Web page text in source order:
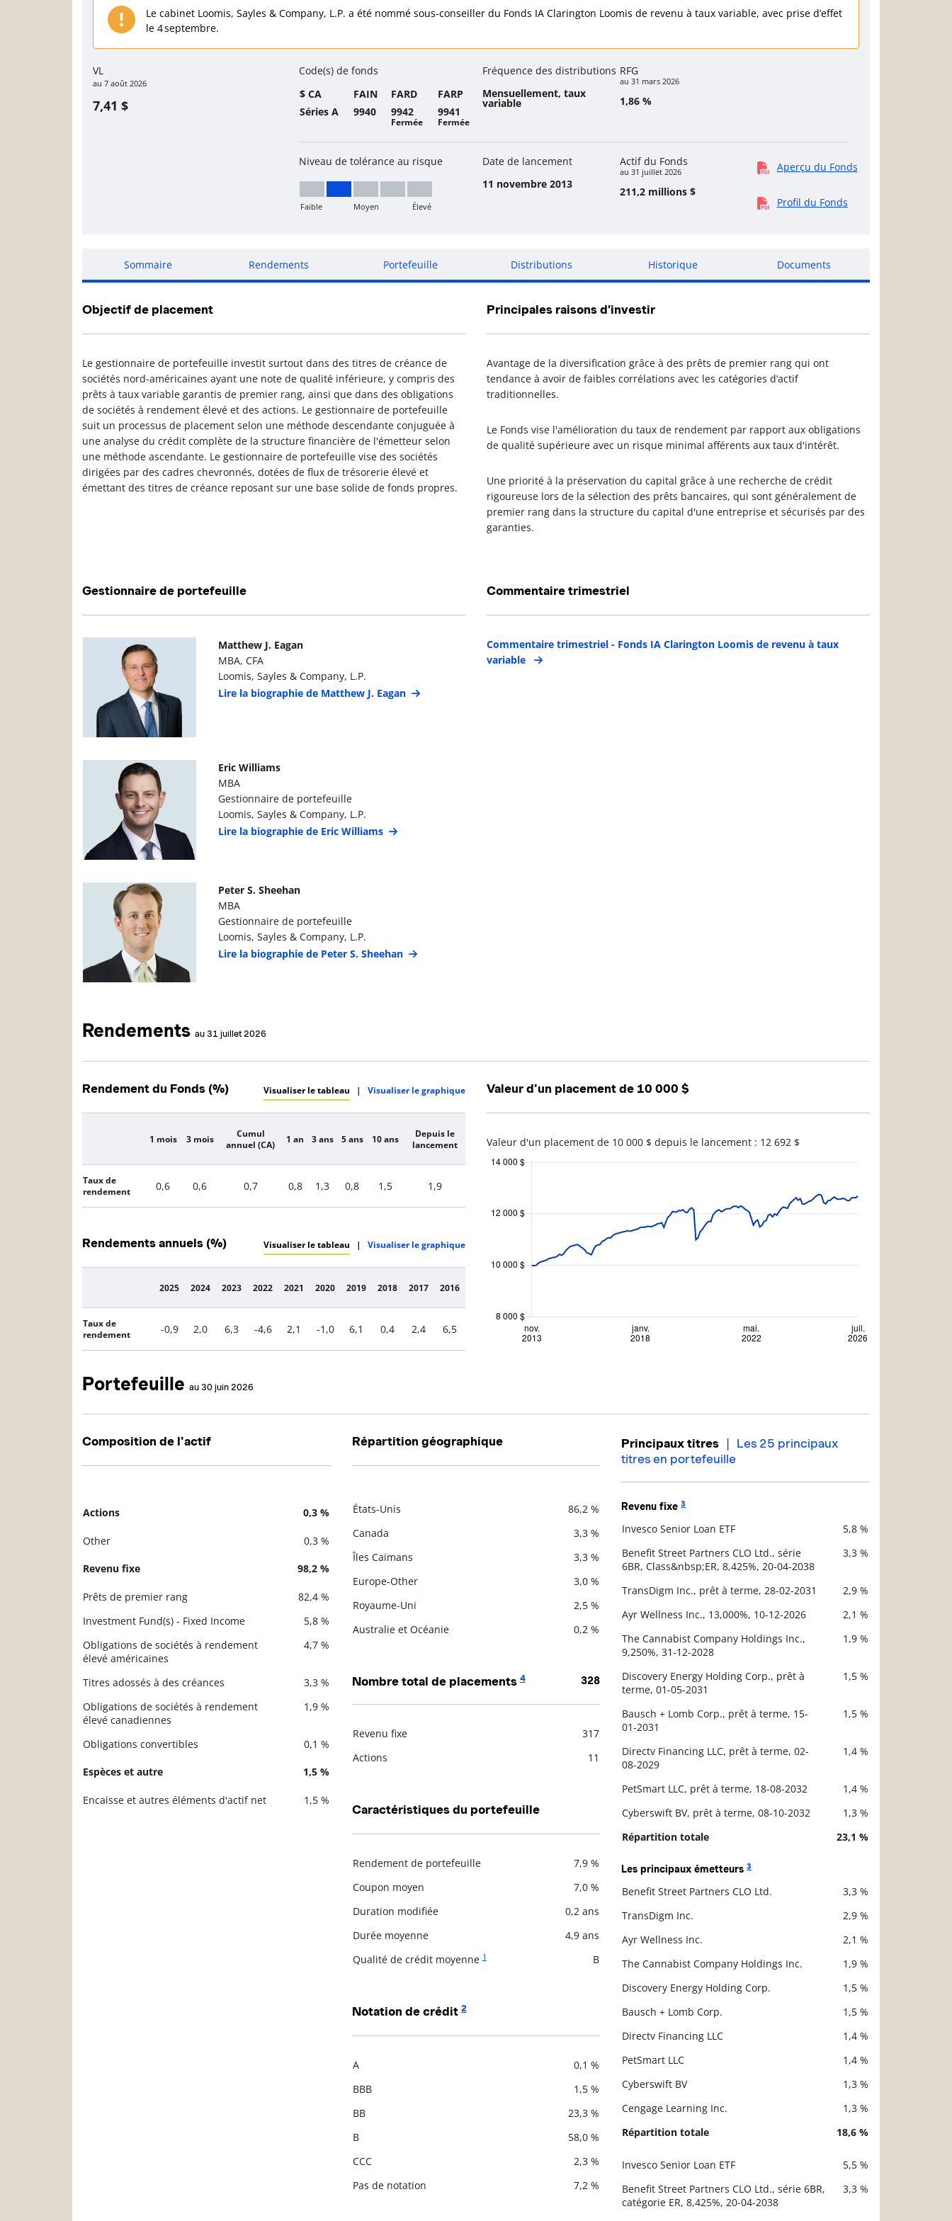
Le cabinet Loomis, Sayles & Company, L.P. a été nommé sous-conseiller du Fonds IA Clarington Loomis de revenu à taux variable, avec prise d’effet
le 4 septembre.
VL
au 7 août 2026
7,41 $
Code(s) de fonds
$ CA
FAIN FARD
FARP
Séries A
9940 9942
Fermée
9941
Fermée
Fréquence des distributions
Mensuellement, taux
variable
RFG
au 31 mars 2026
1,86 %
Niveau de tolérance au risque
Faible à moyen
Faible Moyen Élevé
Date de lancement
11 novembre 2013
Actif du Fonds
au 31 juillet 2026
211,2 millions $
Aperçu du Fonds
Profil du Fonds
Sommaire Rendements Portefeuille Distributions Historique Documents
Objectif de placement
Le gestionnaire de portefeuille investit surtout dans des titres de créance de
sociétés nord-américaines ayant une note de qualité inférieure, y compris des
prêts à taux variable garantis de premier rang, ainsi que dans des obligations
de sociétés à rendement élevé et des actions. Le gestionnaire de portefeuille
suit un processus de placement selon une méthode descendante conjuguée à
une analyse du crédit complète de la structure financière de l'émetteur selon
une méthode ascendante. Le gestionnaire de portefeuille vise des sociétés
dirigées par des cadres chevronnés, dotées de flux de trésorerie élevé et
émettant des titres de créance reposant sur une base solide de fonds propres.
Principales raisons d’investir
Avantage de la diversification grâce à des prêts de premier rang qui ont
tendance à avoir de faibles corrélations avec les catégories d’actif
traditionnelles.
Le Fonds vise l'amélioration du taux de rendement par rapport aux obligations
de qualité supérieure avec un risque minimal afférents aux taux d'intérêt.
Une priorité à la préservation du capital grâce à une recherche de crédit
rigoureuse lors de la sélection des prêts bancaires, qui sont généralement de
premier rang dans la structure du capital d'une entreprise et sécurisés par des
garanties.
Gestionnaire de portefeuille
Photo du gestionnaire de portefeuille Détails du gestionnaire de portefeuille
Matthew J. Eagan
MBA, CFA
Loomis, Sayles & Company, L.P.
Lire la biographie de Matthew J. Eagan
Photo du gestionnaire de portefeuille
Eric Williams
MBA
Gestionnaire de portefeuille
Loomis, Sayles & Company, L.P.
Lire la biographie de Eric Williams
Photo du gestionnaire de portefeuille
Peter S. Sheehan
MBA
Gestionnaire de portefeuille
Loomis, Sayles & Company, L.P.
Lire la biographie de Peter S. Sheehan
Commentaire trimestriel
Commentaire trimestriel - Fonds IA Clarington Loomis de revenu à taux
variable
Rendements au 31 juillet 2026
Rendement du Fonds (%) Visualiser le tableau | Visualiser le graphique
Description
1 mois 3 mois
Cumul
annuel (CA)
1 an 3 ans 5 ans 10 ans
Depuis le
lancement
Taux de
rendement
0,6 0,6 0,7 0,8 1,3 0,8 1,5 1,9
Rendements annuels (%) Visualiser le tableau | Visualiser le graphique
Description
2025 2024 2023 2022 2021 2020 2019 2018 2017 2016
Taux de
rendement
-0,9 2,0 6,3 -4,6 2,1 -1,0 6,1 0,4 2,4 6,5
Valeur d'un placement de 10 000 $
Valeur d'un placement de 10 000 $ depuis le lancement : 12 692 $
Portefeuille au 30 juin 2026
Composition de l'actif
Actions 0,3 %
Other 0,3 %
Revenu fixe 98,2 %
Prêts de premier rang
82,4 %
Investment Fund(s) - Fixed Income
5,8 %
Obligations de sociétés à rendement
élevé américaines
4,7 %
Titres adossés à des créances
3,3 %
Obligations de sociétés à rendement
élevé canadiennes
1,9 %
Obligations convertibles 0,1 %
Espèces et autre 1,5 %
Encaisse et autres éléments d'actif net 1,5 %
Répartition géographique
États-Unis
86,2 %
Canada
3,3 %
Îles Caïmans
3,3 %
Europe-Other
3,0 %
Royaume-Uni
2,5 %
Australie et Océanie
0,2 %
Nombre total de placements4 328
Revenu fixe
317
Actions
11
Caractéristiques du portefeuille
Rendement de portefeuille
7,9 %
Coupon moyen
7,0 %
Duration modifiée
0,2 ans
Durée moyenne
4,9 ans
Qualité de crédit moyenne 1 B
Notation de crédit2
A
0,1 %
BBB
1,5 %
BB
23,3 %
B
58,0 %
CCC
2,3 %
Pas de notation
7,2 %
Principaux titres | Les 25 principaux
titres en portefeuille
Revenu fixe 3
Invesco Senior Loan ETF
5,8 %
Benefit Street Partners CLO Ltd., série
6BR, Class&nbsp;ER, 8,425%, 20-04-2038
3,3 %
TransDigm Inc., prêt à terme, 28-02-2031
2,9 %
Ayr Wellness Inc., 13,000%, 10-12-2026
2,1 %
The Cannabist Company Holdings Inc.,
9,250%, 31-12-2028
1,9 %
Discovery Energy Holding Corp., prêt à
terme, 01-05-2031
1,5 %
Bausch + Lomb Corp., prêt à terme, 15-
01-2031
1,5 %
Directv Financing LLC, prêt à terme, 02-
08-2029
1,4 %
PetSmart LLC, prêt à terme, 18-08-2032
1,4 %
Cyberswift BV, prêt à terme, 08-10-2032
1,3 %
Répartition totale
23,1 %
Les principaux émetteurs 3
Benefit Street Partners CLO Ltd.
3,3 %
TransDigm Inc.
2,9 %
Ayr Wellness Inc.
2,1 %
The Cannabist Company Holdings Inc.
1,9 %
Discovery Energy Holding Corp.
1,5 %
Bausch + Lomb Corp.
1,5 %
Directv Financing LLC
1,4 %
PetSmart LLC
1,4 %
Cyberswift BV
1,3 %
Cengage Learning Inc.
1,3 %
Répartition totale
18,6 %
Invesco Senior Loan ETF
5,5 %
Benefit Street Partners CLO Ltd., série 6BR,
catégorie ER, 8,425%, 20-04-2038
3,3 %